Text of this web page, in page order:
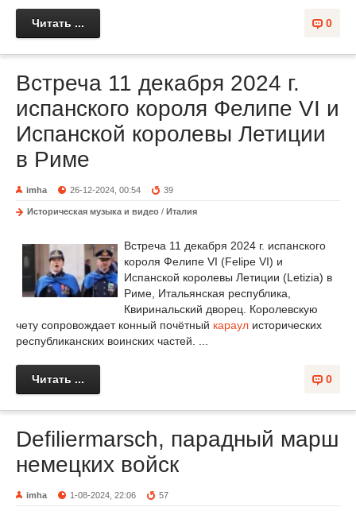
0
Читать ...
Встреча 11 декабря 2024 г.
испанского короля Фелипе VI и
Испанской королевы Летиции
в Риме
imha 26-12-2024, 00:54 39
Историческая музыка и видео / Италия
Встреча 11 декабря 2024 г. испанского
короля Фелипе VI (Felipe VI) и
Испанской королевы Летиции (Letizia) в
Риме, Итальянская республика,
Квиринальский дворец. Королевскую
чету сопровождает конный почётный караул исторических
республиканских воинских частей. ...
0
Читать ...
Defiliermarsch, парадный марш
немецких войск
imha 1-08-2024, 22:06 57